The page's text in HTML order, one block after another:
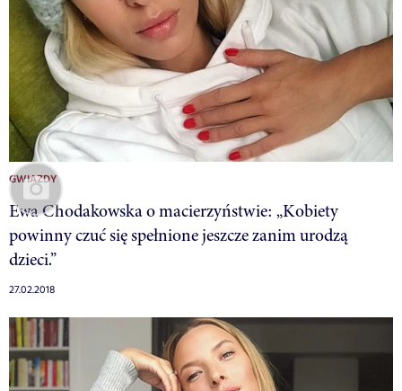
GWIAZDY
Ewa Chodakowska o macierzyństwie: „Kobiety
powinny czuć się spełnione jeszcze zanim urodzą
dzieci.”
27.02.2018